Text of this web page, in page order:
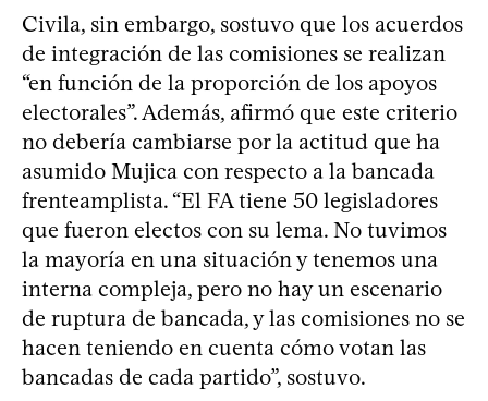
Civila, sin embargo, sostuvo que los acuerdos
de integración de las comisiones se realizan
“en función de la proporción de los apoyos
electorales”. Además, afirmó que este criterio
no debería cambiarse por la actitud que ha
asumido Mujica con respecto a la bancada
frenteamplista. “El FA tiene 50 legisladores
que fueron electos con su lema. No tuvimos
la mayoría en una situación y tenemos una
interna compleja, pero no hay un escenario
de ruptura de bancada, y las comisiones no se
hacen teniendo en cuenta cómo votan las
bancadas de cada partido”, sostuvo.